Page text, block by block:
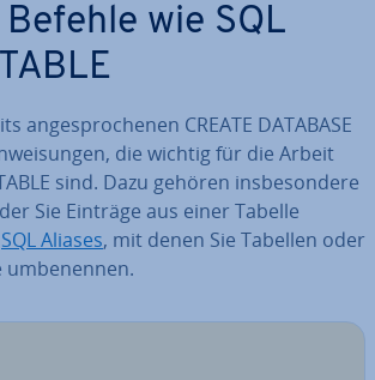
wie SQL
an­ge­spro­che­nen CREATE DATABASE
die wichtig für die Arbeit
sind. Dazu gehören ins­be­son­de­re
Sie Einträge aus einer Tabelle
SQL Aliases, mit denen Sie Tabellen oder
um­be­nen­nen.